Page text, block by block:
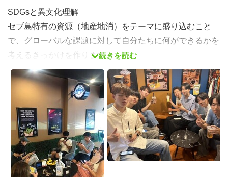
SDGsと異文化理解
セブ島特有の資源（地産地消）をテーマに盛り込むこと
で、グローバルな課題に対して自分たちに何ができるかを
考えるきっかけを作ります。
最高のご褒美「アイランドホッピング」
平日の学びの締めくくりとして、セブの象徴である青い海
でのアクティビティを用意。仲間やスタッフとの絆を深め
る最高の機会となります。
続きを読む